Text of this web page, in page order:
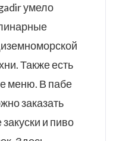
умело
Также есть
меню. В пабе
заказать
и пиво